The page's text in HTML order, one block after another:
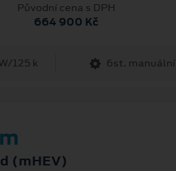
Původní cena s DPH
664 900 Kč
125 k 6st. manuální
(mHEV)